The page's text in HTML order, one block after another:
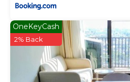
OneKeyCash
2% Back